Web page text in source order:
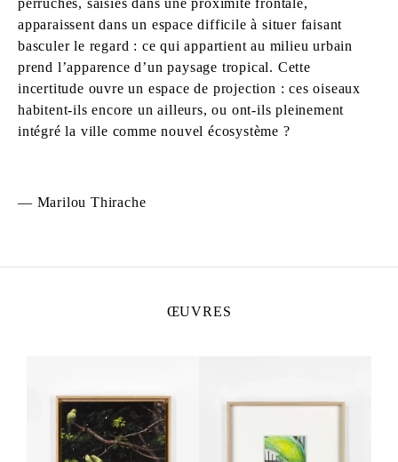
apparaissent dans un espace difficile à situer faisant
basculer le regard : ce qui appartient au milieu urbain
prend l’apparence d’un paysage tropical. Cette
incertitude ouvre un espace de projection : ces oiseaux
habitent-ils encore un ailleurs, ou ont-ils pleinement
intégré la ville comme nouvel écosystème ?
— Marilou Thirache
ŒUVRES